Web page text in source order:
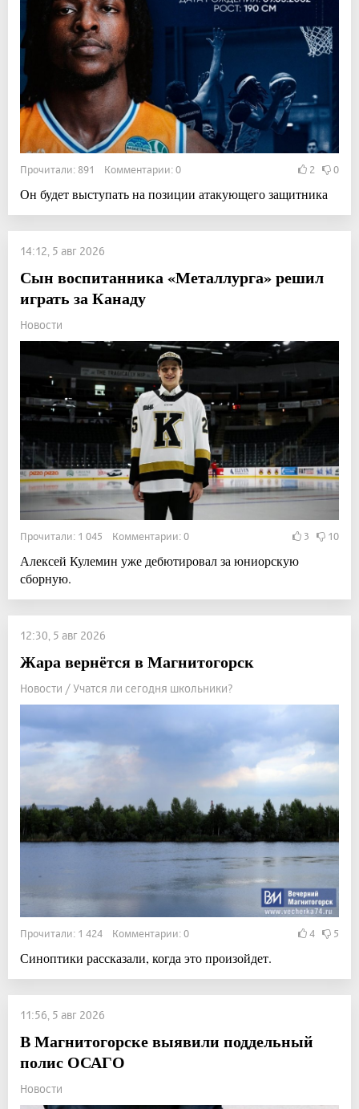
Прочитали: 891 Комментарии: 0 2 0
Он будет выступать на позиции атакующего защитника
14:12, 5 авг 2026
Сын воспитанника «Металлурга» решил
играть за Канаду
Новости
Прочитали: 1 045 Комментарии: 0 3 10
Алексей Кулемин уже дебютировал за юниорскую
сборную.
12:30, 5 авг 2026
Жара вернётся в Магнитогорск
Новости / Учатся ли сегодня школьники?
Прочитали: 1 424 Комментарии: 0 4 5
Синоптики рассказали, когда это произойдет.
11:56, 5 авг 2026
В Магнитогорске выявили поддельный
полис ОСАГО
Новости